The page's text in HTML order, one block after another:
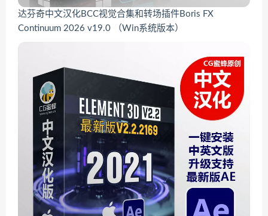
达芬奇中文汉化BCC视觉合集和转场插件Boris FX
Continuum 2026 v19.0 （Win系统版本）